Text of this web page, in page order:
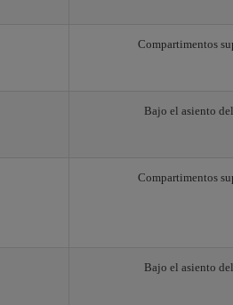
Compartimentos
Bajo el asiento
Compartimentos
Bajo el asiento